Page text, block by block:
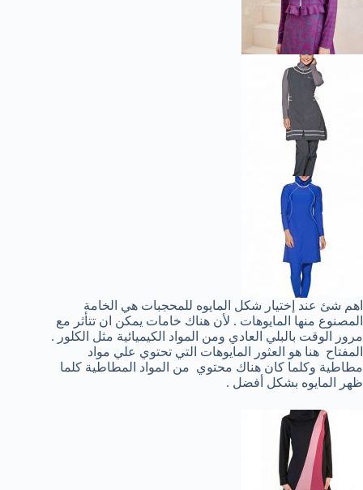
اهم شئ عند إختيار شكل المايوه للمحجبات هي الخامة
المصنوع منها المايوهات . لأن هناك خامات يمكن ان تتأثر مع
مرور الوقت بالبلي العادي ومن المواد الكيميائية مثل الكلور .
المفتاح هنا هو العثور المايوهات التي تحتوي علي مواد
مطاطية وكلما كان هناك محتوي من المواد المطاطية كلما
ظهر المايوه بشكل أفضل .